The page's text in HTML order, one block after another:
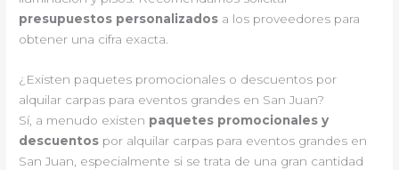
presupuestos personalizados a los proveedores para
obtener una cifra exacta.
¿Existen paquetes promocionales o descuentos por
alquilar carpas para eventos grandes en San Juan?
Sí, a menudo existen paquetes promocionales y
descuentos por alquilar carpas para eventos grandes en
San Juan, especialmente si se trata de una gran cantidad